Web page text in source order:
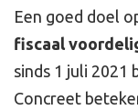
Een goed doel
fiscaal
sinds 1 juli 2021
Concreet